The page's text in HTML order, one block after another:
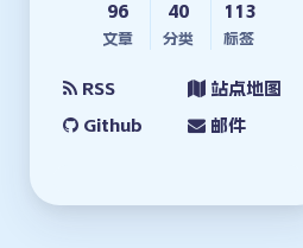
96
文章
40
分类
113
标签
RSS 站点地图
Github 邮件